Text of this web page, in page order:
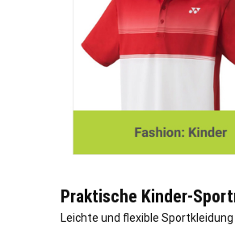
Praktische Kinder-
Leichte und flexible